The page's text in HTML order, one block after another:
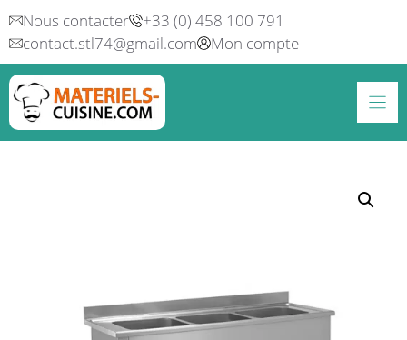
Aller
au
contenu
Nous contacter
+33 (0) 458 100 791
contact.stl74@gmail.com
Mon compte